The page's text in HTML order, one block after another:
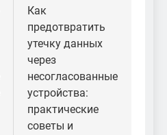
Как
предотвратить
утечку данных
через
несогласованные
устройства:
практические
советы и